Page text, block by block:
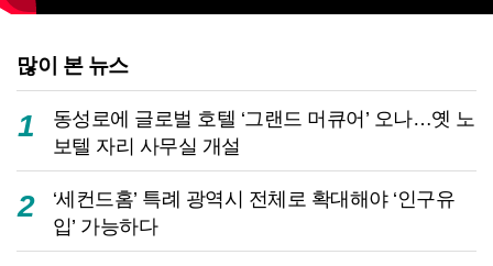
많이 본 뉴스
1
동성로에 글로벌 호텔 ‘그랜드 머큐어’ 오나…옛 노
보텔 자리 사무실 개설
2
‘세컨드홈’ 특례 광역시 전체로 확대해야 ‘인구유
입’ 가능하다